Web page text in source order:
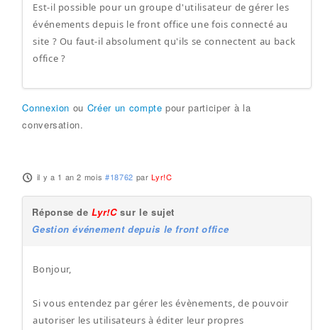
Est-il possible pour un groupe d'utilisateur de gérer les
événements depuis le front office une fois connecté au
site ? Ou faut-il absolument qu'ils se connectent au back
office ?
Connexion ou Créer un compte pour participer à la
conversation.
il y a 1 an 2 mois #18762 parLyr!C
Réponse deLyr!Csur le sujet
Gestion événement depuis le front office
Bonjour,
Si vous entendez par gérer les évènements, de pouvoir
autoriser les utilisateurs à éditer leur propres